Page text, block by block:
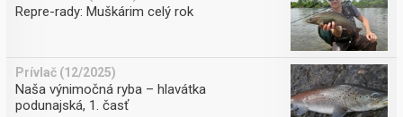
Repre-rady: Muškárim celý rok
Prívlač (12/2025)
Naša výnimočná ryba – hlavátka
podunajská, 1. časť